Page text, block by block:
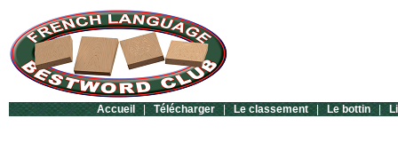
Accueil | Télécharger | Le classement | Le bottin |